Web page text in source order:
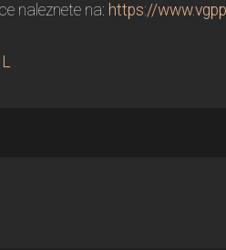
naleznete na: https://